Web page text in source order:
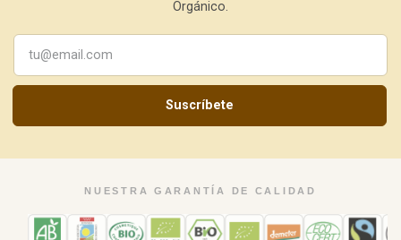
Orgánico.
Suscríbete
NUESTRA GARANTÍA DE CALIDAD